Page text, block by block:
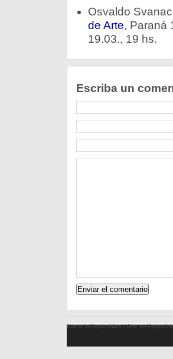
Osvaldo
de Arte, Paraná
19.03., 19 hs.
Escriba un
Kunst in Argentinien / Arte en